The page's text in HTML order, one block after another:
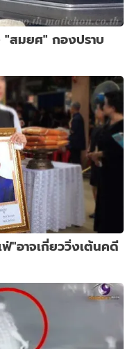
"สมยศ" กองปราบ
"อาจเกี่ยววิ่งเต้นคดี